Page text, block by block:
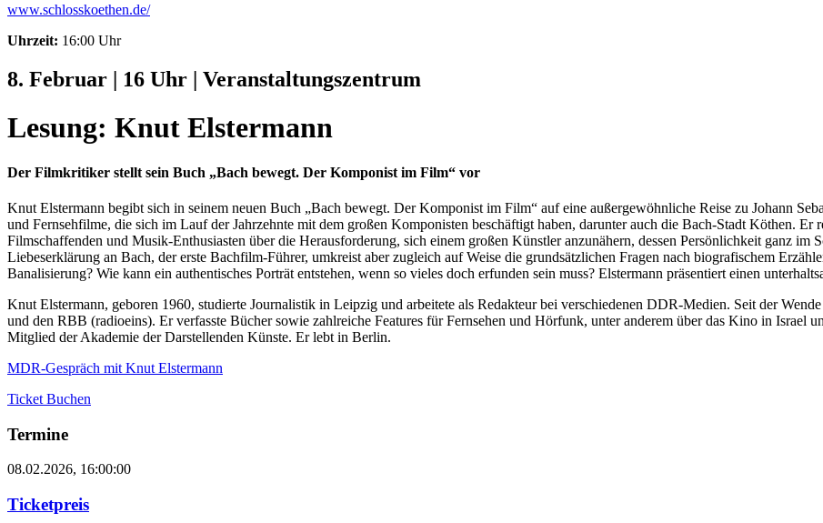
www.schlosskoethen.de/
Uhrzeit: 16:00 Uhr
8. Februar | 16 Uhr | Veranstaltungszentrum
Lesung: Knut Elstermann
Der Filmkritiker stellt sein Buch „Bach bewegt. Der Komponist im Film“ vor
Knut Elstermann begibt sich in seinem neuen Buch „Bach bewegt. Der Komponist im Film“ auf eine außergewöhnliche Reise zu Johann
und Fernsehfilme, die sich im Lauf der Jahrzehnte mit dem großen Komponisten beschäftigt haben, darunter auch die Bach-Stadt Köthen.
Filmschaffenden und Musik-Enthusiasten über die Herausforderung, sich einem großen Künstler anzunähern, dessen Persönlichkeit ganz im
Liebeserklärung an Bach, der erste Bachfilm-Führer, umkreist aber zugleich auf Weise die grundsätzlichen Fragen nach biografischem
Banalisierung? Wie kann ein authentisches Porträt entstehen, wenn so vieles doch erfunden sein muss? Elstermann präsentiert einen
Knut Elstermann, geboren 1960, studierte Journalistik in Leipzig und arbeitete als Redakteur bei verschiedenen DDR-Medien. Seit der
und den RBB (radioeins). Er verfasste Bücher sowie zahlreiche Features für Fernsehen und Hörfunk, unter anderem über das Kino in Israel
Mitglied der Akademie der Darstellenden Künste. Er lebt in Berlin.
MDR-Gespräch mit Knut Elstermann
Ticket Buchen
Termine
08.02.2026, 16:00:00
Ticketpreis